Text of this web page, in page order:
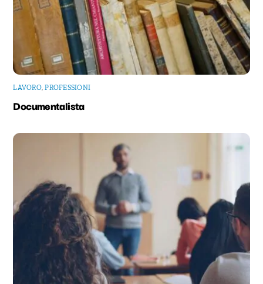
LAVORO,PROFESSIONI
Documentalista